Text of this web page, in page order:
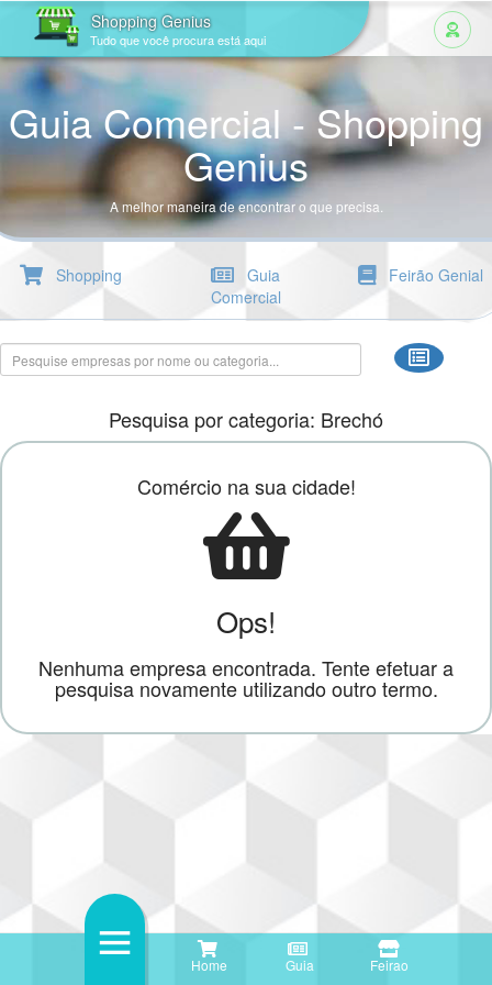
Shopping Genius
Tudo que você procura está aqui
Home Guia Feirao
Guia Comercial - Shopping
Genius
A melhor maneira de encontrar o que precisa.
Shopping
Guia
Comercial
Feirão Genial
Pesquisa por categoria: Brechó
Comércio na sua cidade!
Ops!
Nenhuma empresa encontrada. Tente efetuar a
pesquisa novamente utilizando outro termo.